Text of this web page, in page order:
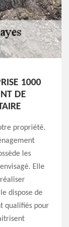
1000
DE
propriété.
les
Elle
dispose de
qualifiés pour